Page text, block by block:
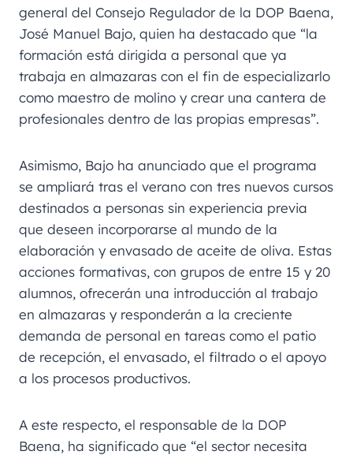
general del Consejo Regulador de la DOP Baena,
José Manuel Bajo, quien ha destacado que “la
formación está dirigida a personal que ya
trabaja en almazaras con el fin de especializarlo
como maestro de molino y crear una cantera de
profesionales dentro de las propias empresas”.
Asimismo, Bajo ha anunciado que el programa
se ampliará tras el verano con tres nuevos cursos
destinados a personas sin experiencia previa
que deseen incorporarse al mundo de la
elaboración y envasado de aceite de oliva. Estas
acciones formativas, con grupos de entre 15 y 20
alumnos, ofrecerán una introducción al trabajo
en almazaras y responderán a la creciente
demanda de personal en tareas como el patio
de recepción, el envasado, el filtrado o el apoyo
a los procesos productivos.
A este respecto, el responsable de la DOP
Baena, ha significado que “el sector necesita